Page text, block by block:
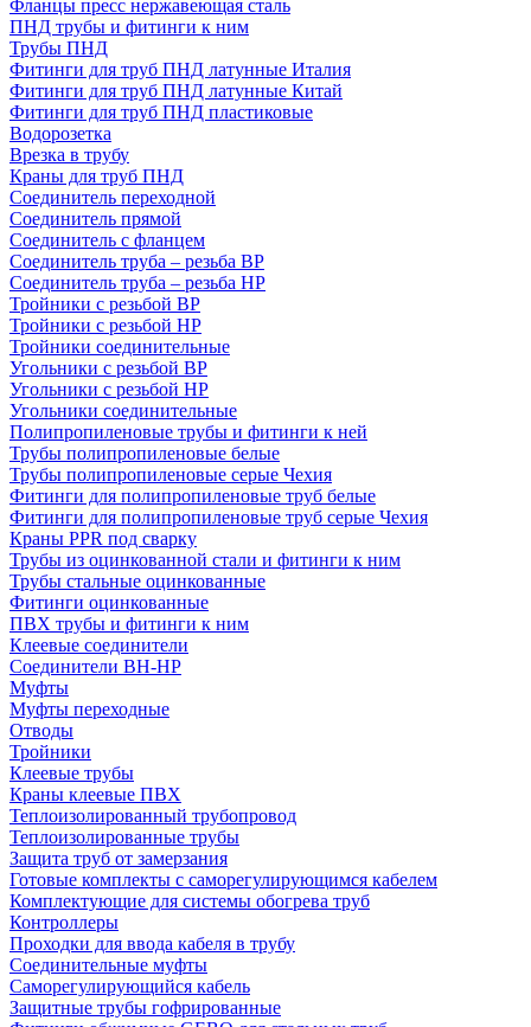
Фланцы пресс нержавеющая сталь
ПНД трубы и фитинги к ним
Трубы ПНД
Фитинги для труб ПНД латунные Италия
Фитинги для труб ПНД латунные Китай
Фитинги для труб ПНД пластиковые
Водорозетка
Врезка в трубу
Краны для труб ПНД
Соединитель переходной
Соединитель прямой
Соединитель с фланцем
Соединитель труба – резьба ВР
Соединитель труба – резьба НР
Тройники с резьбой ВР
Тройники с резьбой НР
Тройники соединительные
Угольники с резьбой ВР
Угольники с резьбой НР
Угольники соединительные
Полипропиленовые трубы и фитинги к ней
Трубы полипропиленовые белые
Трубы полипропиленовые серые Чехия
Фитинги для полипропиленовые труб белые
Фитинги для полипропиленовые труб серые Чехия
Краны PPR под сварку
Трубы из оцинкованной стали и фитинги к ним
Трубы стальные оцинкованные
Фитинги оцинкованные
ПВХ трубы и фитинги к ним
Клеевые соединители
Соединители ВН-НР
Муфты
Муфты переходные
Отводы
Тройники
Клеевые трубы
Краны клеевые ПВХ
Теплоизолированный трубопровод
Теплоизолированные трубы
Защита труб от замерзания
Готовые комплекты с саморегулирующимся кабелем
Комплектующие для системы обогрева труб
Контроллеры
Проходки для ввода кабеля в трубу
Соединительные муфты
Саморегулирующийся кабель
Защитные трубы гофрированные